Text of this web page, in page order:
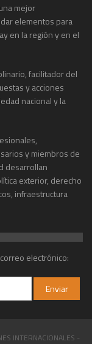
mejor
elementos para
en la región y en el
facilitador del
y acciones
nacional y la
y miembros de
desarrollan
exterior, derecho
infraestructura
electrónico:
INTERNACIONALES -